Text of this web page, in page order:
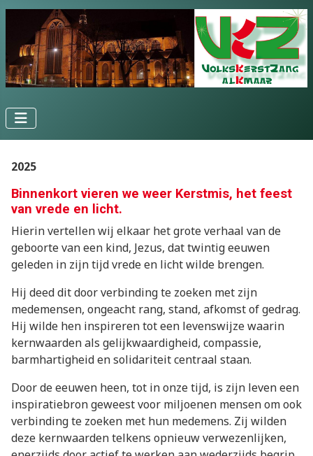
2025
Binnenkort vieren we weer Kerstmis, het feest
van vrede en licht.
Hierin vertellen wij elkaar het grote verhaal van de
geboorte van een kind, Jezus, dat twintig eeuwen
geleden in zijn tijd vrede en licht wilde brengen.
Hij deed dit door verbinding te zoeken met zijn
medemensen, ongeacht rang, stand, afkomst of gedrag.
Hij wilde hen inspireren tot een levenswijze waarin
kernwaarden als gelijkwaardigheid, compassie,
barmhartigheid en solidariteit centraal staan.
Door de eeuwen heen, tot in onze tijd, is zijn leven een
inspiratiebron geweest voor miljoenen mensen om ook
verbinding te zoeken met hun medemens. Zij wilden
deze kernwaarden telkens opnieuw verwezenlijken,